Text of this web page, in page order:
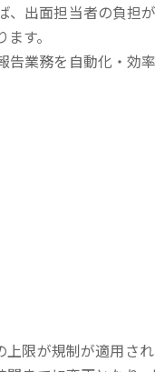
、出面担当者の負担
す。
告業務を自動化・効
限が規制が適用され